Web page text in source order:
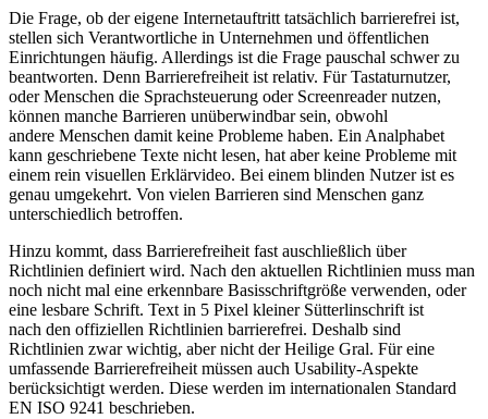
Die Frage, ob der eigene Internetauftritt tatsächlich barrierefrei ist,
stellen sich Verantwortliche in Unternehmen und öffentlichen
Einrichtungen häufig. Allerdings ist die Frage pauschal schwer zu
beantworten. Denn Barrierefreiheit ist relativ. Für Tastaturnutzer,
oder Menschen die Sprachsteuerung oder Screenreader nutzen,
können manche Barrieren unüberwindbar sein, obwohl
andere Menschen damit keine Probleme haben. Ein Analphabet
kann geschriebene Texte nicht lesen, hat aber keine Probleme mit
einem rein visuellen Erklärvideo. Bei einem blinden Nutzer ist es
genau umgekehrt. Von vielen Barrieren sind Menschen ganz
unterschiedlich betroffen.
Hinzu kommt, dass Barrierefreiheit fast auschließlich über
Richtlinien definiert wird. Nach den aktuellen Richtlinien muss man
noch nicht mal eine erkennbare Basisschriftgröße verwenden, oder
eine lesbare Schrift. Text in 5 Pixel kleiner Sütterlinschrift ist
nach den offiziellen Richtlinien barrierefrei. Deshalb sind
Richtlinien zwar wichtig, aber nicht der Heilige Gral. Für eine
umfassende Barrierefreiheit müssen auch Usability-Aspekte
berücksichtigt werden. Diese werden im internationalen Standard
EN ISO 9241 beschrieben.